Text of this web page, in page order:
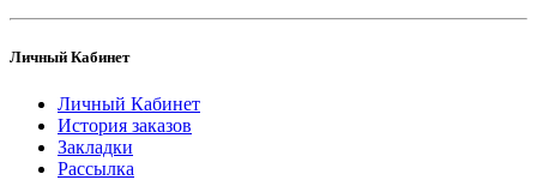
Личный Кабинет
Личный Кабинет
История заказов
Закладки
Рассылка